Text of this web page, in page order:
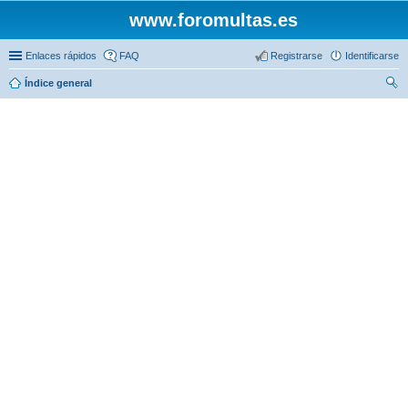
www.foromultas.es
Enlaces rápidos FAQ Identificarse
Registrarse
Índice general